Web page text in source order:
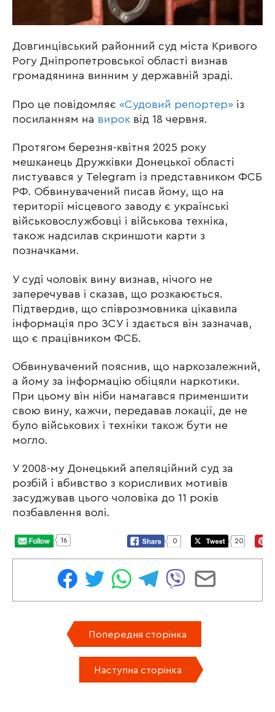
Довгинцівський районний суд міста Кривого
Рогу Дніпропетровської області визнав
громадянина винним у державній зраді.
Про це повідомляє «Судовий репортер» із
посиланням на вирок від 18 червня.
Протягом березня-квітня 2025 року
мешканець Дружківки Донецької області
листувався у Telegram із представником ФСБ
РФ. Обвинувачений писав йому, що на
території місцевого заводу є українські
військовослужбовці і військова техніка,
також надсилав скриншоти карти з
позначками.
У суді чоловік вину визнав, нічого не
заперечував і сказав, що розкаюється.
Підтвердив, що співрозмовника цікавила
інформація про ЗСУ і здається він зазначав,
що є працівником ФСБ.
Обвинувачений пояснив, що наркозалежний,
а йому за інформацію обіцяли наркотики.
При цьому він ніби намагався применшити
свою вину, кажчи, передавав локації, де не
було військових і техніки також бути не
могло.
У 2008-му Донецький апеляційний суд за
розбій і вбивство з корисливих мотивів
засуджував цього чоловіка до 11 років
позбавлення волі.
16 0 20
Попередня сторінка
Наступна сторінка